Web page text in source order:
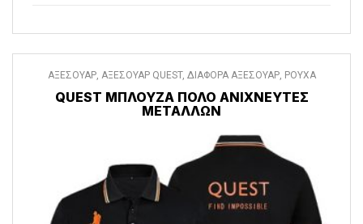
ΑΞΕΣΟΥΑΡ, ΑΞΕΣΟΥΑΡ QUEST, ΔΙΑΦΟΡΑ ΑΞΕΣΟΥΑΡ, ΡΟΥΧΑ
QUEST ΜΠΛΟΎΖΑ ΠΌΛΟ ΑΝΙΧΝΕΥΤΈΣ
ΜΕΤΆΛΛΩΝ